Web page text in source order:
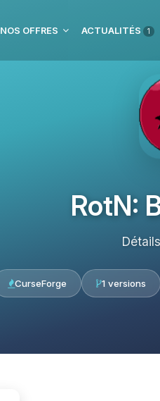
NOS OFFRES ACTUALITÉS 1
RotN:
CurseForge 1 versions